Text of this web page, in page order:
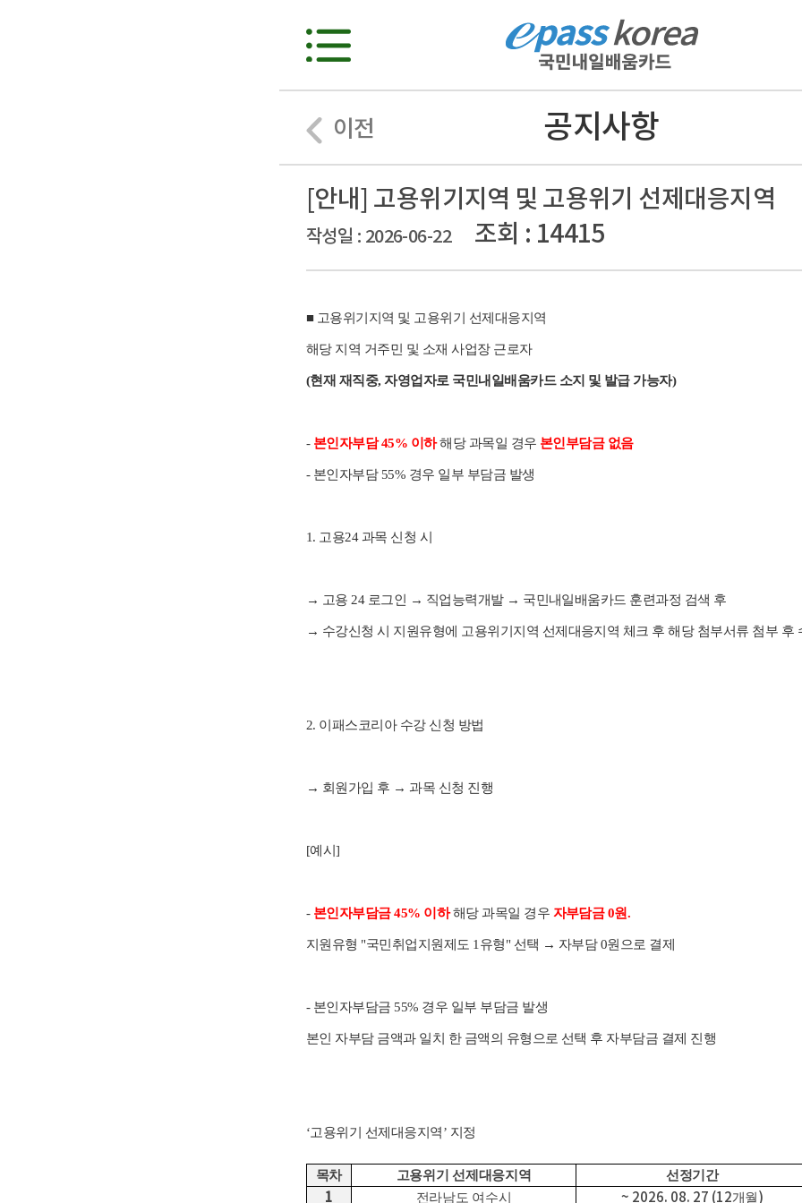
이전 공지사항
[안내] 고용위기지역 및 고용위기 선제대응지역
작성일 : 2026-06-22 조회 : 14415
■ 고용위기지역 및 고용위기 선제대응지역
해당 지역 거주민 및 소재 사업장 근로자
(현재 재직중, 자영업자로 국민내일배움카드 소지 및 발급 가능자)
- 본인자부담 45% 이하해당 과목일 경우 본인부담금 없음
- 본인자부담 55% 경우 일부 부담금 발생
1. 고용24 과목 신청 시
→ 고용 24 로그인 → 직업능력개발 → 국민내일배움카드 훈련과정 검색 후
→ 수강신청 시 지원유형에 고용위기지역 선제대응지역 체크 후 해당 첨부서류 첨부 후
2. 이패스코리아 수강 신청 방법
→ 회원가입 후 → 과목 신청 진행
[예시]
- 본인자부담금 45% 이하해당 과목일 경우 자부담금 0원.
지원유형 "국민취업지원제도 1유형" 선택 → 자부담 0원으로 결제
- 본인자부담금 55% 경우 일부 부담금 발생
본인 자부담 금액과 일치 한 금액의 유형으로 선택 후 자부담금 결제 진행
‘고용위기 선제대응지역’ 지정
목차 고용위기 선제대응지역 선정기간
1 전라남도 여수시 ~ 2026. 08. 27 (12개월)